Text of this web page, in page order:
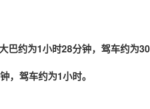
约为1小时28分钟，驾车约为30
，驾车约为1小时。